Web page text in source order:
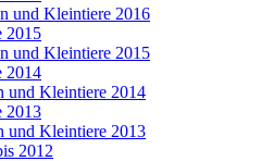
und Kleintiere 2016
2015
und Kleintiere 2015
2014
und Kleintiere 2014
2013
und Kleintiere 2013
2012